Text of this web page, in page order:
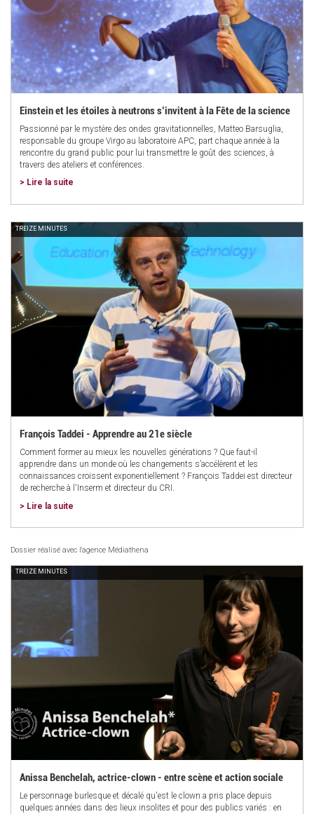
Einstein et les étoiles à neutrons s’invitent à la Fête de la science
Passionné par le mystère des ondes gravitationnelles, Matteo Barsuglia,
responsable du groupe Virgo au laboratoire APC, part chaque année à la
rencontre du grand public pour lui transmettre le goût des sciences, à
travers des ateliers et conférences.
> Lire la suite
TREIZE MINUTES
François Taddei - Apprendre au 21e siècle
Comment former au mieux les nouvelles générations ? Que faut-il
apprendre dans un monde où les changements s’accélèrent et les
connaissances croissent exponentiellement ? François Taddei est directeur
de recherche à l'Inserm et directeur du CRI.
> Lire la suite
Dossier réalisé avec l'agence Médiathena
TREIZE MINUTES
Anissa Benchelah, actrice-clown - entre scène et action sociale
Le personnage burlesque et décalé qu'est le clown a pris place depuis
quelques années dans des lieux insolites et pour des publics variés : en